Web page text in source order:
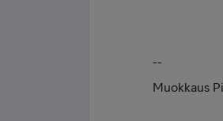
--
Muokkaus